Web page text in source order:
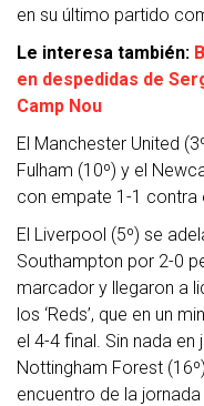
en su último partido
Le interesa también:
en despedidas de
Camp Nou
El Manchester United
Fulham (10º) y el
con empate 1-1 contra
El Liverpool (5º) se
Southampton por 2-0
marcador y llegaron a
los ‘Reds’, que en un
el 4-4 final. Sin nada en
Nottingham Forest
encuentro de la jornada